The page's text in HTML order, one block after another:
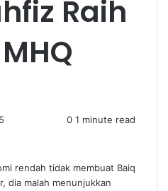
Raih
0 1 minute read
rendah tidak membuat Baiq
dia malah menunjukkan